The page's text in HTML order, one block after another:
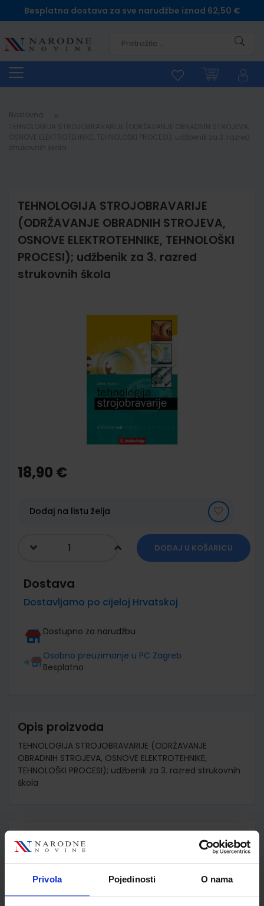
Privola Pojedinosti O nama
Besplatna dostava za sve narudžbe iznad 62,50 €
Naslovna
TEHNOLOGIJA STROJOBRAVARIJE
(ODRŽAVANJE OBRADNIH STROJEVA,
OSNOVE ELEKTROTEHNIKE, TEHNOLOŠKI
PROCESI); udžbenik za 3. razred
strukovnih škola
the
beginning
gallery
18,90 €
Dodaj na listu želja
DODAJ U KOŠARICU
Dostava
Dostavljamo po cijeloj Hrvatskoj
Dostupno za narudžbu
Osobno preuzimanje u PC Zagreb
Besplatno
Opis proizvoda
TEHNOLOGIJA STROJOBRAVARIJE (ODRŽAVANJE
OBRADNIH STROJEVA, OSNOVE ELEKTROTEHNIKE,
TEHNOLOŠKI PROCESI); udžbenik za 3. razred strukovnih
škola
Detalji proizvoda